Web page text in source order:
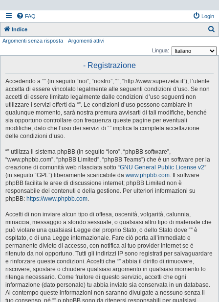
FAQ Login
Indice
Argomenti senza risposta
Argomenti attivi
Lingua:
- Registrazione
Accedendo a “” (in seguito “noi”, “nostro”, “”, “http://www.superzeta.it”), l’utente
accetta di essere vincolato legalmente alle seguenti condizioni d’uso. Se non
accetti di essere limitato legalmente dalle condizioni d’uso seguenti non
utilizzare i servizi offerti da “”. Le condizioni d’uso possono cambiare in
qualunque momento, sarà nostra premura avvisarti di tali modifiche, benché
sia opportuno controllare con frequenza queste pagine per eventuali
modifiche, dato che l’uso dei servizi di “” implica la completa accettazione
delle condizioni d’uso.
“” utilizza il sistema phpBB (in seguito “loro”, “phpBB software”,
“www.phpbb.com”, “phpBB Limited”, “phpBB Teams”) che è un software per la
creazione di comunità web rilasciata sotto “GNU General Public License v2”
(in seguito “GPL”) liberamente scaricabile da www.phpbb.com. Il software
phpBB facilita le aree di discussione internet; phpBB Limited non è
responsabile dei contenuti e della gestione. Per ulteriori informazioni su
phpBB: https://www.phpbb.com.
Accetti di non inviare alcun tipo di offesa, oscenità, volgarità, calunnia,
minaccia, messaggio a sfondo sessuale, o qualsiasi altro tipo di materiale che
può violare una qualsiasi Legge del proprio Stato, o dello Stato dove “” è
ospitato, o di una Legge internazionale. Fare ciò porta all’immediato e
permanente divieto di accesso, con notifica al tuo provider Internet se è
ritenuto da noi opportuno. Tutti gli indirizzi IP sono registrati per salvaguardare
e rinforzare queste condizioni. Accetti che “” abbia il diritto di rimuovere,
riscrivere, spostare o chiudere qualsiasi argomento in qualsiasi momento lo
ritenga necessario. Come fruitore di questo servizio, accetti che ogni
informazione (dato personale) tu abbia inviato sia conservata in un database.
Al contempo queste informazioni non saranno divulgate a nessuno senza il
tuo consenso, né “” o phpBB sono da ritenersi responsabili per qualsiasi